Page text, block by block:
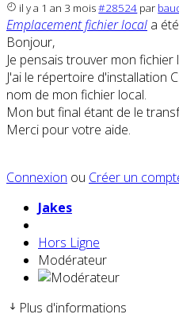
il y a 1 an 3 mois#28524 par
Emplacement fichier local a
Bonjour,
Je pensais trouver mon
J'ai le répertoire d'installation
nom de mon fichier local.
Mon but final étant de le
Merci pour votre aide.
Connexion ou Créer un
Jakes
Hors Ligne
Modérateur
Plus d'informations